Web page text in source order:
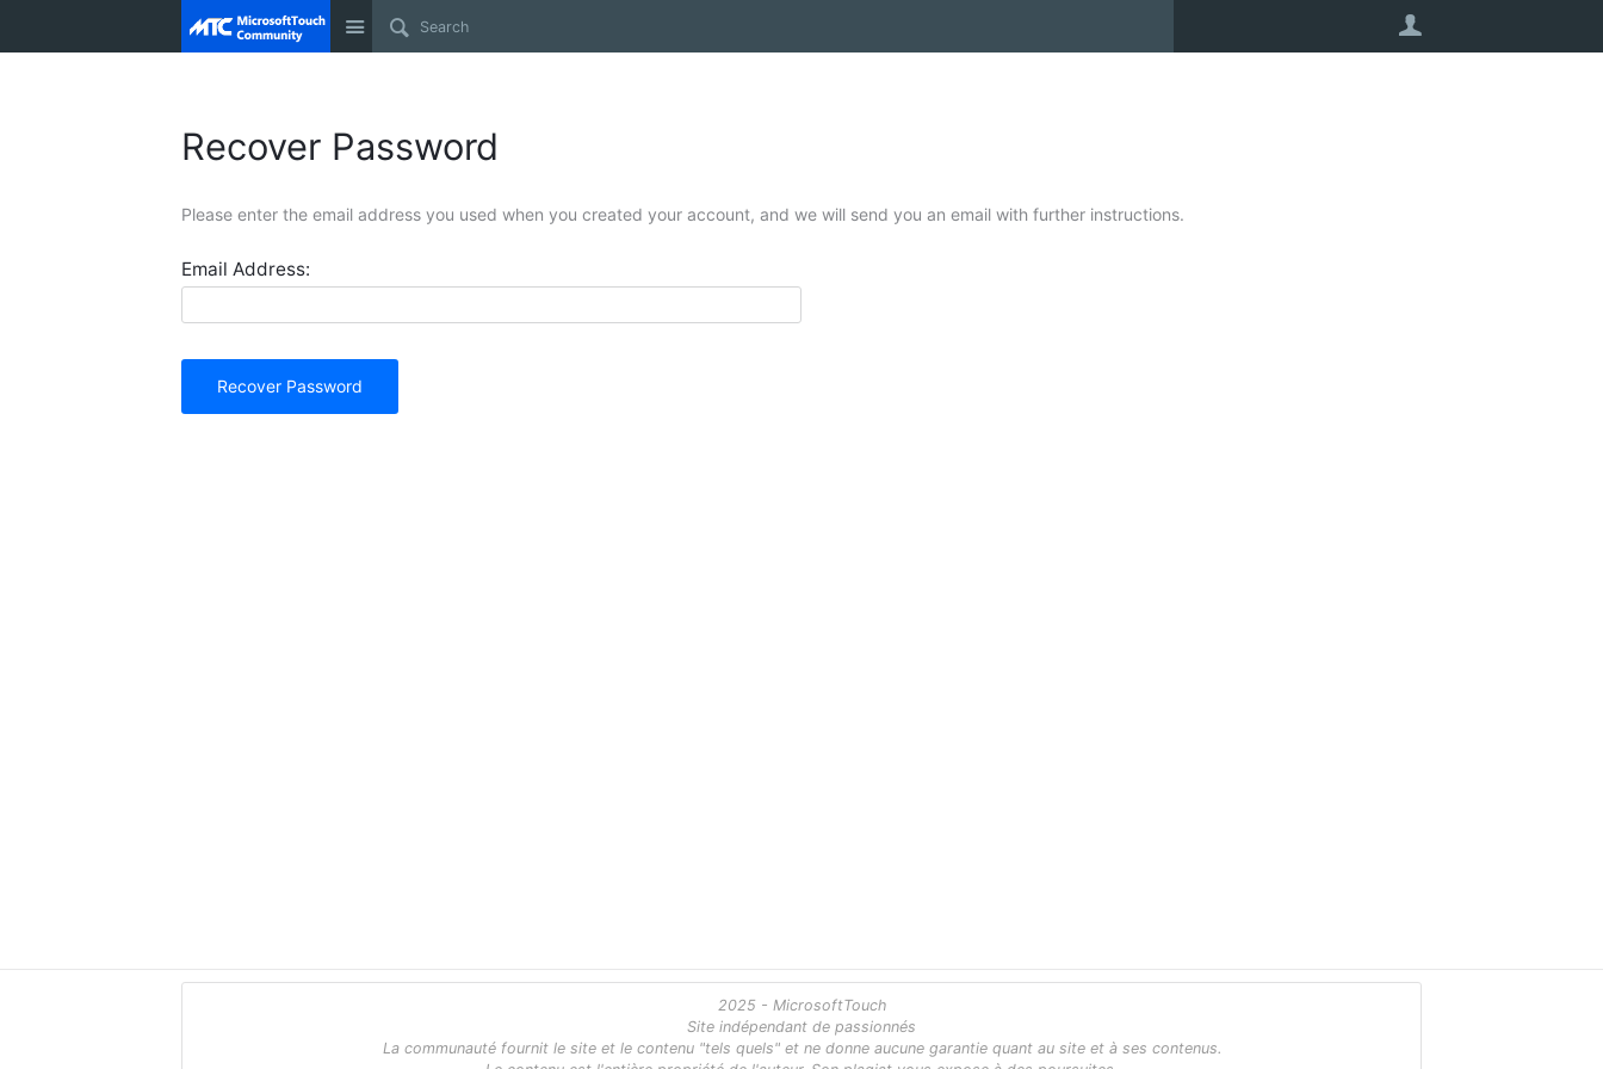
Site
Recover Password
Please enter the email address you used when you created your account, and we will send you an email with further instructions.
Email Address:
Recover Password
2025 - MicrosoftTouch
Site indépendant de passionnés
La communauté fournit le site et le contenu "tels quels" et ne donne aucune garantie quant au site et à ses contenus.